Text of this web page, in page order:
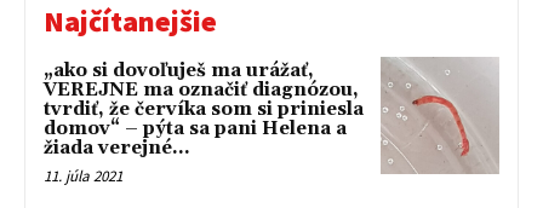
Najčítanejšie
„ako si dovoľuješ ma urážať,
VEREJNE ma označiť diagnózou,
tvrdiť, že červíka som si priniesla
domov“ – pýta sa pani Helena a
žiada verejné...
11. júla 2021